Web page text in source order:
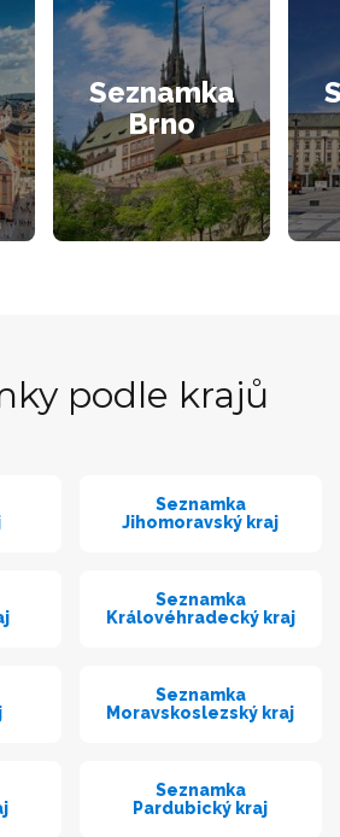
Seznamka
Brno
podle krajů
Seznamka
Jihomoravský kraj
Seznamka
Královéhradecký kraj
Seznamka
Moravskoslezský kraj
Seznamka
Pardubický kraj